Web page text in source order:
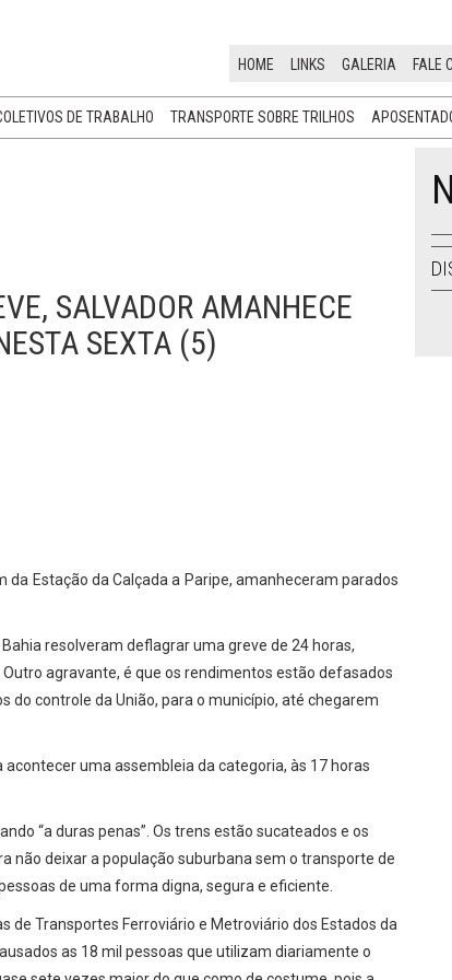
HOME LINKS GALERIA FALE
DE TRABALHO TRANSPORTE SOBRE TRILHOS
SALVADOR AMANHECE
SEXTA (5)
Estação da Calçada a Paripe, amanheceram parados
resolveram deflagrar uma greve de 24 horas,
agravante, é que os rendimentos estão defasados
do controle da União, para o município, até chegarem
uma assembleia da categoria, às 17 horas
“a duras penas”. Os trens estão sucateados e os
não deixar a população suburbana sem o transporte de
de uma forma digna, segura e eficiente.
de Transportes Ferroviário e Metroviário dos Estados da
as 18 mil pessoas que utilizam diariamente o